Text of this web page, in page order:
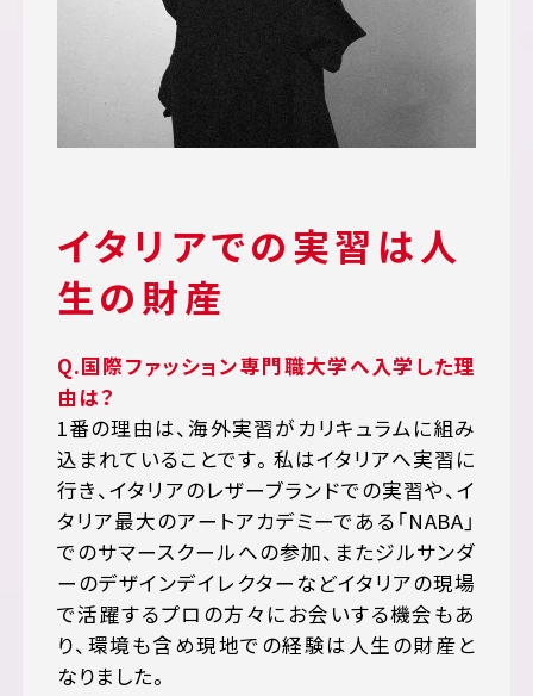
イタリアでの実習は人
生の財産
Q.国際ファッション専門職大学へ入学した理
由は？
1番の理由は、海外実習がカリキュラムに組み
込まれていることです。私はイタリアへ実習に
行き、イタリアのレザーブランドでの実習や、イ
タリア最大のアートアカデミーである「NABA」
でのサマースクールへの参加、またジルサンダ
ーのデザインデイレクターなどイタリアの現場
で活躍するプロの方々にお会いする機会もあ
り、環境も含め現地での経験は人生の財産と
なりました。